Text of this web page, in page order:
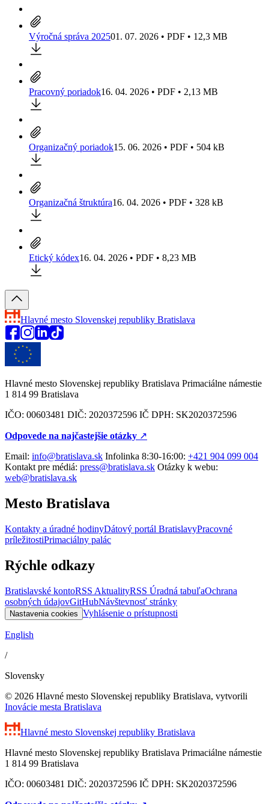
Výročná správa 202501. 07. 2026 • PDF • 12,3 MB
Pracovný poriadok16. 04. 2026 • PDF • 2,13 MB
Organizačný poriadok15. 06. 2026 • PDF • 504 kB
Organizačná štruktúra16. 04. 2026 • PDF • 328 kB
Etický kódex16. 04. 2026 • PDF • 8,23 MB
Hlavné mesto Slovenskej republiky Bratislava
Hlavné mesto Slovenskej republiky Bratislava Primaciálne námestie
1 814 99 Bratislava
IČO: 00603481 DIČ: 2020372596 IČ DPH: SK2020372596
Odpovede na najčastejšie otázky ↗︎
Email: info@bratislava.sk Infolinka 8:30-16:00: +421 904 099 004
Kontakt pre médiá: press@bratislava.sk Otázky k webu:
web@bratislava.sk
Mesto Bratislava
Kontakty a úradné hodinyDátový portál BratislavyPracovné
príležitostiPrimaciálny palác
Rýchle odkazy
Bratislavské kontoRSS AktualityRSS Úradná tabuľaOchrana
osobných údajovGitHubNávštevnosť stránky
Nastavenia cookies Vyhlásenie o prístupnosti
English
/
Slovensky
© 2026 Hlavné mesto Slovenskej republiky Bratislava, vytvorili
Inovácie mesta Bratislava
Hlavné mesto Slovenskej republiky Bratislava
Hlavné mesto Slovenskej republiky Bratislava Primaciálne námestie
1 814 99 Bratislava
IČO: 00603481 DIČ: 2020372596 IČ DPH: SK2020372596